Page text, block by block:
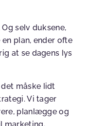
selv duksene,
plan, ender ofte
at se dagens lys
det måske lidt
Vi tager
planlægge og